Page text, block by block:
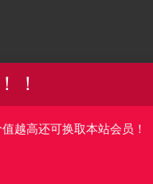
！
越高还可换取本站会员！